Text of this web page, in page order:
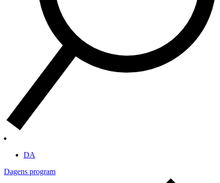
DA
Dagens program